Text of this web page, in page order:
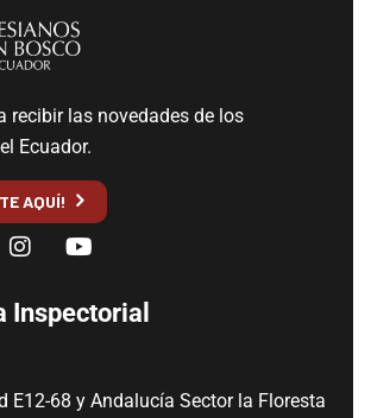
recibir las novedades de los
Ecuador.
AQUÍ!
Inspectorial
E12-68 y Andalucía Sector la Floresta